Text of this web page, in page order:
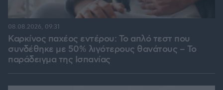
Καρκίνος παχέος εντέρου: Το απλό τεστ που
συνδέθηκε με 50% λιγότερους θανάτους – Το
παράδειγμα της Ισπανίας
08.08.2026, 09:31